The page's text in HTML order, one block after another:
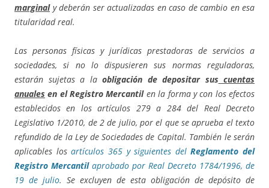
marginaly deberán ser actualizadas en caso de cambio en esa
titularidad real.
Las personas físicas y jurídicas prestadoras de servicios a
sociedades, si no lo dispusieren sus normas reguladoras,
estarán sujetas a la obligación de depositar sus cuentas
anuales en el Registro Mercantilen la forma y con los efectos
establecidos en los artículos 279 a 284 del Real Decreto
Legislativo 1/2010, de 2 de julio, por el que se aprueba el texto
refundido de la Ley de Sociedades de Capital. También le serán
aplicables losartículos 365 y siguientes delReglamento del
Registro Mercantilaprobado por Real Decreto 1784/1996, de
19 de julio. Se excluyen de esta obligación de depósito de